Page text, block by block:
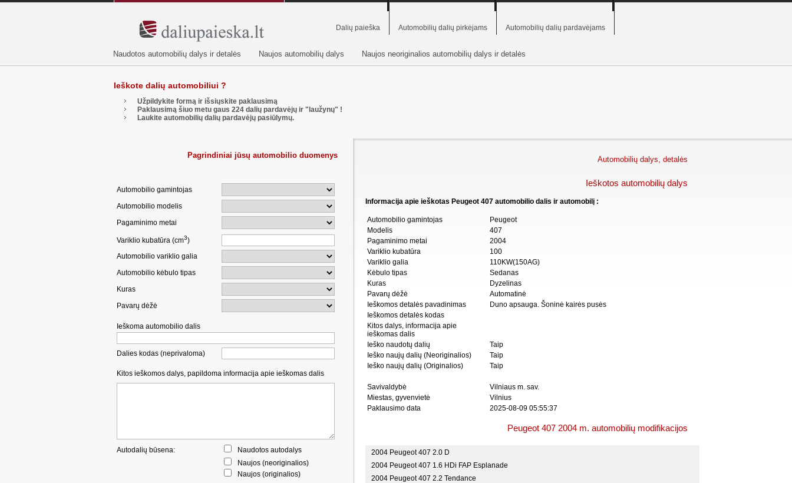
Dalių paieška Automobilių dalių pirkėjams Automobilių dalių pardavėjams
Naudotos automobilių dalys ir detalės Naujos automobilių dalys Naujos neoriginalios automobilių dalys ir detalės
Ieškote dalių automobiliui ?
Užpildykite formą ir išsiųskite paklausimą
Paklausimą šiuo metu gaus 224 dalių pardavėjų ir "laužynų" !
Laukite automobilių dalių pardavėjų pasiūlymų.
Pagrindiniai jūsų automobilio duomenys
Automobilio gamintojas
Automobilio modelis
Pagaminimo metai
Variklio kubatūra (cm3)
Automobilio variklio galia
Automobilio kėbulo tipas
Kuras
Pavarų dėžė
Ieškoma automobilio dalis
Dalies kodas (neprivaloma)
Kitos ieškomos dalys, papildoma informacija apie ieškomas dalis
Autodalių būsena:
Naudotos autodalys
Naujos (neoriginalios)
Naujos (originalios)
Automobilių dalys, detalės
Ieškotos automobilių dalys
Informacija apie ieškotas Peugeot 407 automobilio dalis ir automobilį :
Automobilio gamintojas
Peugeot
Modelis
407
Pagaminimo metai
2004
Variklio kubatūra
100
Variklio galia
110KW(150AG)
Kėbulo tipas
Sedanas
Kuras
Dyzelinas
Pavarų dėžė
Automatinė
Ieškomos detalės pavadinimas
Duno apsauga. Šoninė kairės pusės
Ieškomos detalės kodas
Kitos dalys, informacija apie
ieškomas dalis
Ieško naudotų dalių
Taip
Ieško naujų dalių (Neoriginalios)
Taip
Ieško naujų dalių (Originalios)
Taip
Savivaldybė
Vilniaus m. sav.
Miestas, gyvenvietė
Vilnius
Paklausimo data
2025-08-09 05:55:37
Peugeot 407 2004 m. automobilių modifikacijos
2004 Peugeot 407 2.0 D
2004 Peugeot 407 1.6 HDi FAP Esplanade
2004 Peugeot 407 2.2 Tendance